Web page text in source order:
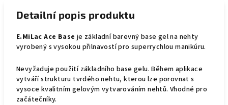
Detailní popis produktu
E.MiLac Ace Base je základní barevný base gel na nehty
vyrobený s vysokou přilnavostí pro superrychlou manikúru.
Nevyžaduje použití základního base gelu. Během aplikace
vytváří strukturu tvrdého nehtu, kterou lze porovnat s
vysoce kvalitním gelovým vytvarováním nehtů. Vhodné pro
začátečníky.